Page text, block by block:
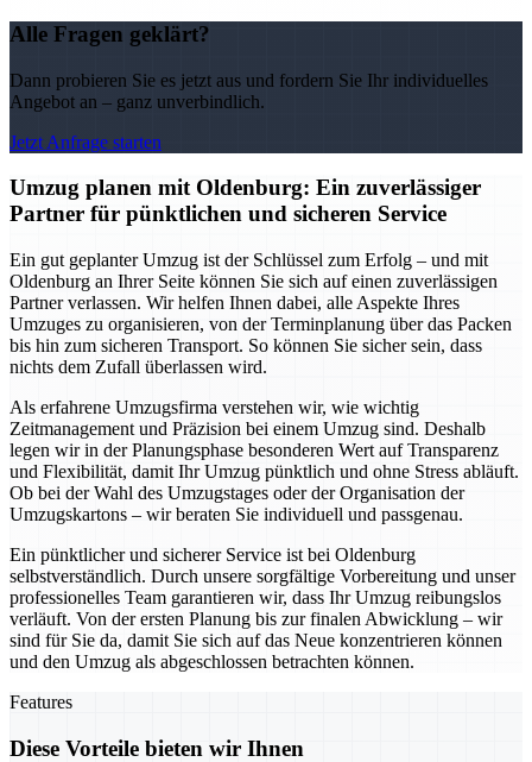
Alle Fragen geklärt?
Dann probieren Sie es jetzt aus und fordern Sie Ihr individuelles
Angebot an – ganz unverbindlich.
Jetzt Anfrage starten
Umzug planen mit Oldenburg: Ein zuverlässiger
Partner für pünktlichen und sicheren Service
Ein gut geplanter Umzug ist der Schlüssel zum Erfolg – und mit
Oldenburg an Ihrer Seite können Sie sich auf einen zuverlässigen
Partner verlassen. Wir helfen Ihnen dabei, alle Aspekte Ihres
Umzuges zu organisieren, von der Terminplanung über das Packen
bis hin zum sicheren Transport. So können Sie sicher sein, dass
nichts dem Zufall überlassen wird.
Als erfahrene Umzugsfirma verstehen wir, wie wichtig
Zeitmanagement und Präzision bei einem Umzug sind. Deshalb
legen wir in der Planungsphase besonderen Wert auf Transparenz
und Flexibilität, damit Ihr Umzug pünktlich und ohne Stress abläuft.
Ob bei der Wahl des Umzugstages oder der Organisation der
Umzugskartons – wir beraten Sie individuell und passgenau.
Ein pünktlicher und sicherer Service ist bei Oldenburg
selbstverständlich. Durch unsere sorgfältige Vorbereitung und unser
professionelles Team garantieren wir, dass Ihr Umzug reibungslos
verläuft. Von der ersten Planung bis zur finalen Abwicklung – wir
sind für Sie da, damit Sie sich auf das Neue konzentrieren können
und den Umzug als abgeschlossen betrachten können.
Features
Diese Vorteile bieten wir Ihnen